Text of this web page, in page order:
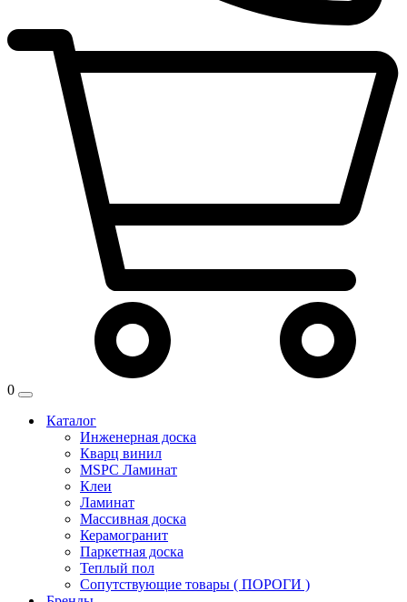
0
Каталог
Инженерная доска
Кварц винил
MSPC Ламинат
Клеи
Ламинат
Массивная доска
Керамогранит
Паркетная доска
Теплый пол
Сопутствующие товары ( ПОРОГИ )